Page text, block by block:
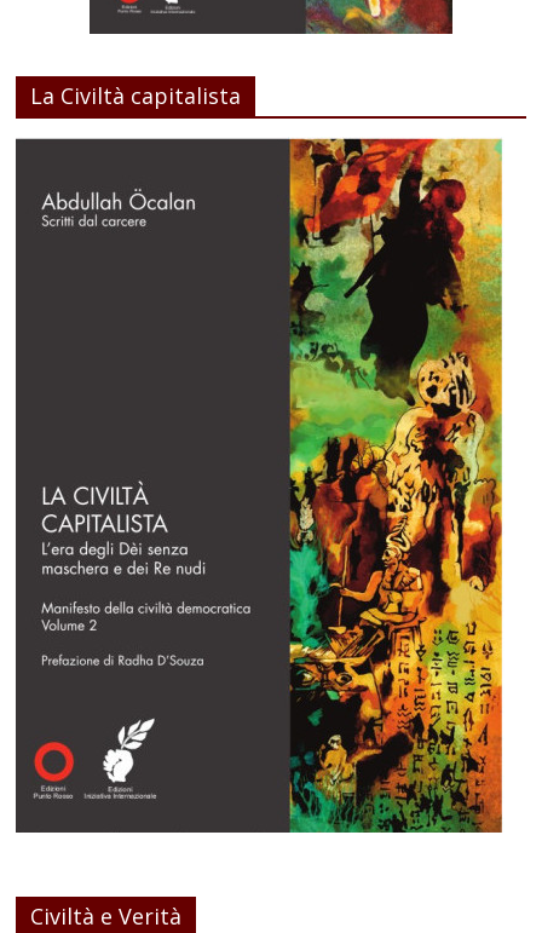
La Civiltà capitalista
Civiltà e Verità